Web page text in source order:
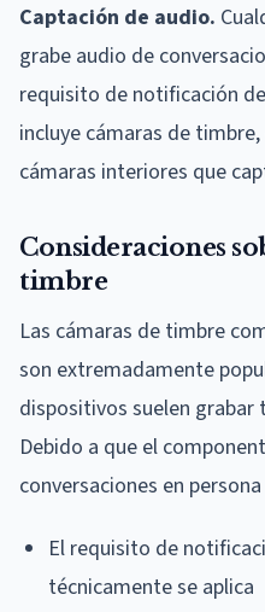
Captación de audio.
grabe audio de
requisito de notificación
incluye cámaras de
cámaras interiores que
Consideraciones
timbre
Las cámaras de timbre
son extremadamente
dispositivos suelen
Debido a que el
conversaciones en
El requisito de
técnicamente se aplica